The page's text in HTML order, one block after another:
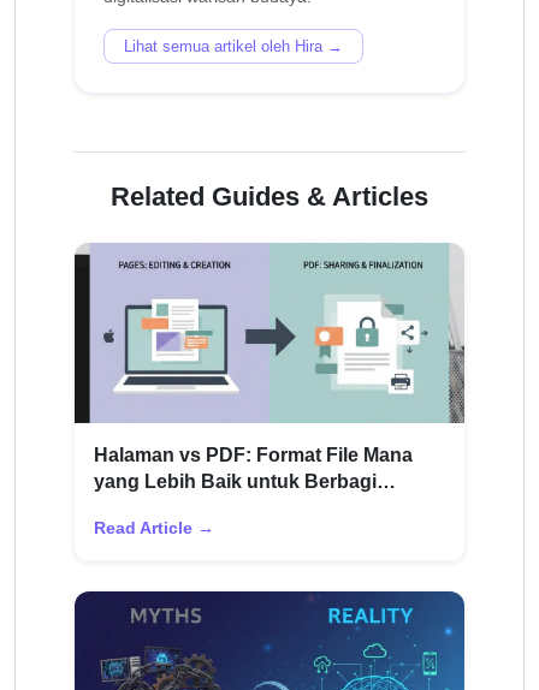
Lihat semua artikel oleh Hira →
Related Guides & Articles
Halaman vs PDF: Format File Mana
yang Lebih Baik untuk Berbagi
Read Article →